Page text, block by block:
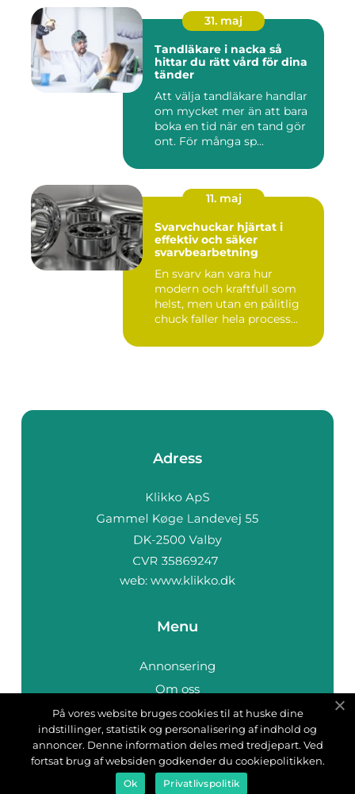
31. maj
Tandläkare i nacka så
hittar du rätt vård för dina
tänder
Att välja tandläkare handlar
om mycket mer än att bara
boka en tid när en tand gör
ont. För många sp...
11. maj
Svarvchuckar hjärtat i
effektiv och säker
svarvbearbetning
En svarv kan vara hur
modern och kraftfull som
helst, men utan en pålitlig
chuck faller hela process...
Adress
web: www.klikko.dk
Menu
Annonsering
Om oss
Cookies
Kontakta oss
Sitemap
På vores website bruges cookies til at huske dine
indstillinger, statistik og personalisering af indhold og
annoncer. Denne information deles med tredjepart. Ved
fortsat brug af websiden godkender du cookiepolitikken.
Ok Privatlivspolitik